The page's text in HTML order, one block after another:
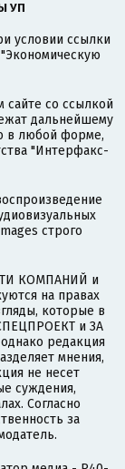
УП
условии ссылки
со ссылкой
дальнейшему
в любой форме,
"Интерфакс-
строго
КОМПАНИЙ и
на правах
которые в
и ЗА
редакция
мнения,
не несет
суждения,
Согласно
за